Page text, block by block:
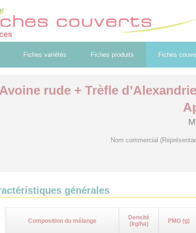
Fiches variétés Fiches produits Fiches
Avoine rude + Trèfle
Nom commercial
générales
Composition du mélange
Densité
(kg/ha)
PMG (g)